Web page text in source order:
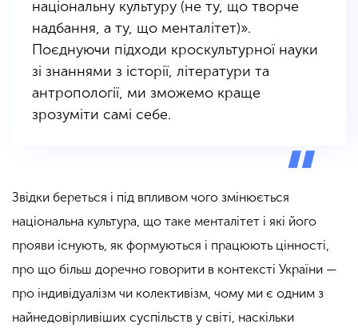
національну культуру (не ту, що творче
надбання, а ту, що менталітет)».
Поєднуючи підходи кроскультурної науки
зі знаннями з історії, літератури та
антропології, ми зможемо краще
зрозуміти самі себе.
Звідки береться і під впливом чого змінюється
національна культура, що таке менталітет і які його
прояви існують, як формуються і працюють цінності,
про що більш доречно говорити в контексті України —
про індивідуалізм чи колективізм, чому ми є одним з
найнедовірливіших суспільств у світі, наскільки